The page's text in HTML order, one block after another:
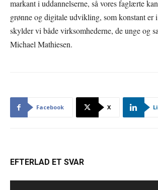
markant i uddannelserne, så vores faglærte
grønne og digitale udvikling, som konstant er
skylder vi både virksomhederne, de unge og
Michael Mathiesen.
Facebook X
EFTERLAD ET SVAR